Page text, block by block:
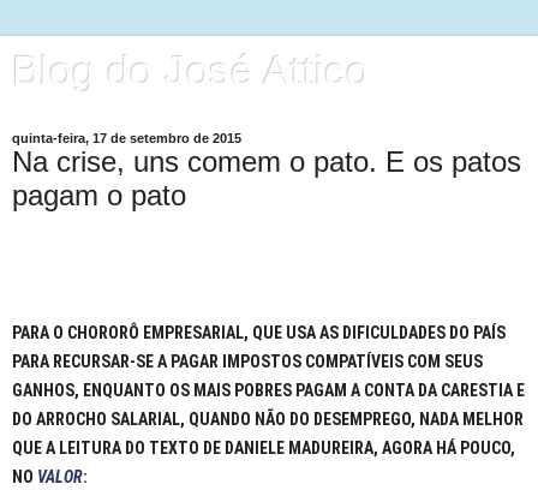
Blog do José Attico
quinta-feira, 17 de setembro de 2015
Na crise, uns comem o pato. E os patos
pagam o pato
PARA O CHORORÔ EMPRESARIAL, QUE USA AS DIFICULDADES DO PAÍS
PARA RECURSAR-SE A PAGAR IMPOSTOS COMPATÍVEIS COM SEUS
GANHOS, ENQUANTO OS MAIS POBRES PAGAM A CONTA DA CARESTIA E
DO ARROCHO SALARIAL, QUANDO NÃO DO DESEMPREGO, NADA MELHOR
QUE A LEITURA DO TEXTO DE DANIELE MADUREIRA, AGORA HÁ POUCO,
NO VALOR: